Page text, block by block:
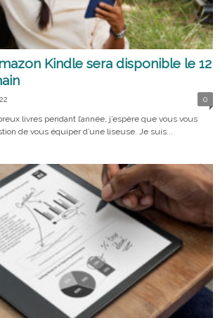
Kindle sera disponible le 12
0
livres pendant l’année, j’espère que vous vous
de vous équiper d’une liseuse. Je suis...